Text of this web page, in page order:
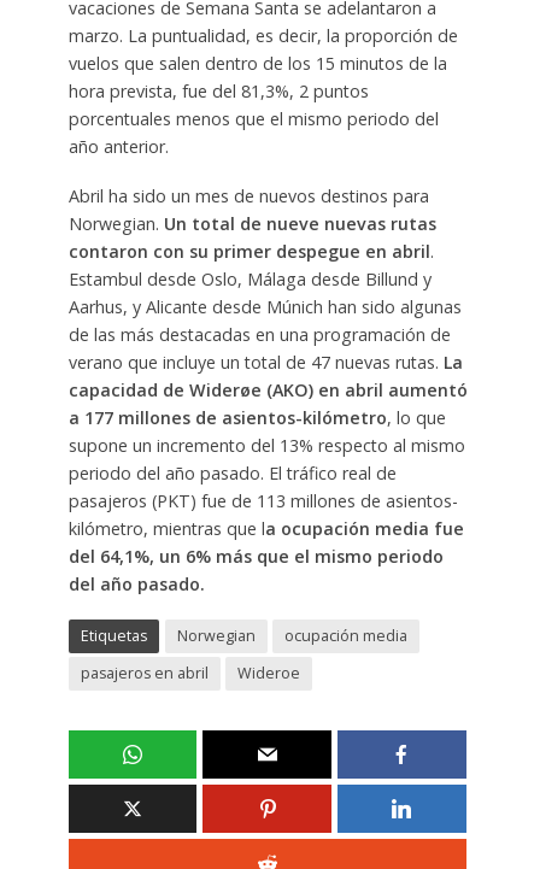
vacaciones de Semana Santa se adelantaron a
marzo. La puntualidad, es decir, la proporción de
vuelos que salen dentro de los 15 minutos de la
hora prevista, fue del 81,3%, 2 puntos
porcentuales menos que el mismo periodo del
año anterior.
Abril ha sido un mes de nuevos destinos para
Norwegian. Un total de nueve nuevas rutas
contaron con su primer despegue en abril.
Estambul desde Oslo, Málaga desde Billund y
Aarhus, y Alicante desde Múnich han sido algunas
de las más destacadas en una programación de
verano que incluye un total de 47 nuevas rutas. La
capacidad de Widerøe (AKO) en abril aumentó
a 177 millones de asientos-kilómetro, lo que
supone un incremento del 13% respecto al mismo
periodo del año pasado. El tráfico real de
pasajeros (PKT) fue de 113 millones de asientos-
kilómetro, mientras que la ocupación media fue
del 64,1%, un 6% más que el mismo periodo
del año pasado.
Etiquetas Norwegian
ocupación media
pasajeros en abril
Wideroe